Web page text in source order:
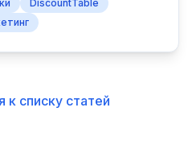
DiscountTable
к списку статей